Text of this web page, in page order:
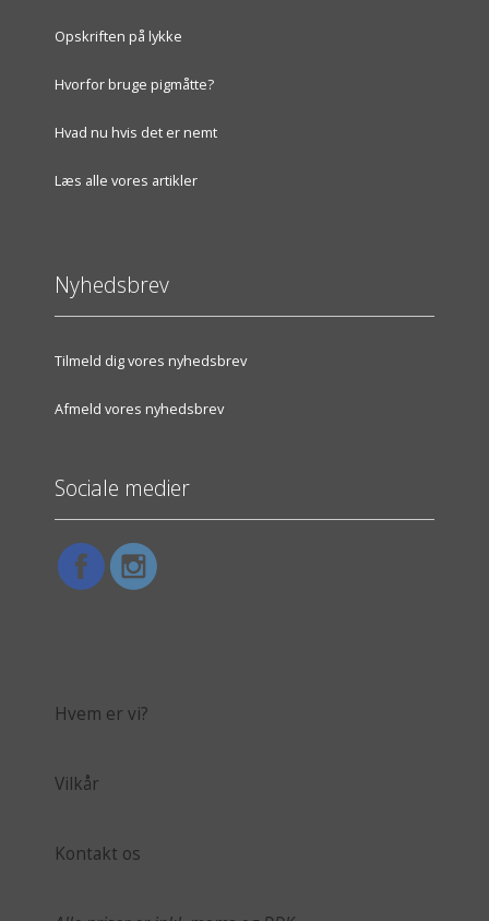
Opskriften på lykke
Hvorfor bruge pigmåtte?
Hvad nu hvis det er nemt
Læs alle vores artikler
Nyhedsbrev
Tilmeld dig vores nyhedsbrev
Afmeld vores nyhedsbrev
Sociale medier
Hvem er vi?
Vilkår
Kontakt os